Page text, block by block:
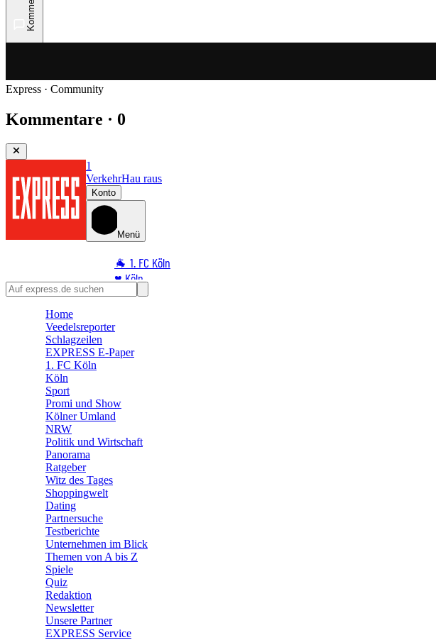
Express · Community
Kommentare · 0
1
VerkehrHau raus
Konto
Menü
🐐 1. FC Köln
♥️ Köln
⭐ Promi
🛒 Shoppingwelt
🧩 Spiele
Home
Veedelsreporter
Schlagzeilen
EXPRESS E-Paper
1. FC Köln
Köln
Sport
Promi und Show
Kölner Umland
NRW
Politik und Wirtschaft
Panorama
Ratgeber
Witz des Tages
Shoppingwelt
Dating
Partnersuche
Testberichte
Unternehmen im Blick
Themen von A bis Z
Spiele
Quiz
Redaktion
Newsletter
Unsere Partner
EXPRESS Service